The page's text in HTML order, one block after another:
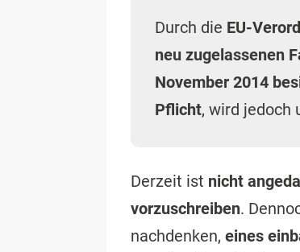
Durch die EU-
neu zugelassenen
November 2014
Pflicht, wird jedoch
Derzeit ist nicht
vorzuschreiben.
nachdenken, eines